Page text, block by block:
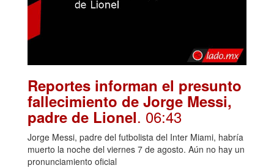
Reportes informan el presunto
fallecimiento de Jorge Messi,
padre de Lionel. 06:43
Jorge Messi, padre del futbolista del Inter Miami, habría
muerto la noche del viernes 7 de agosto. Aún no hay un
pronunciamiento oficial